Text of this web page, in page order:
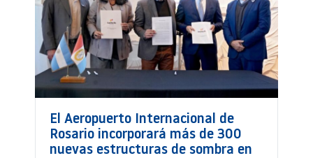
El Aeropuerto Internacional de
Rosario incorporará más de 300
nuevas estructuras de sombra en